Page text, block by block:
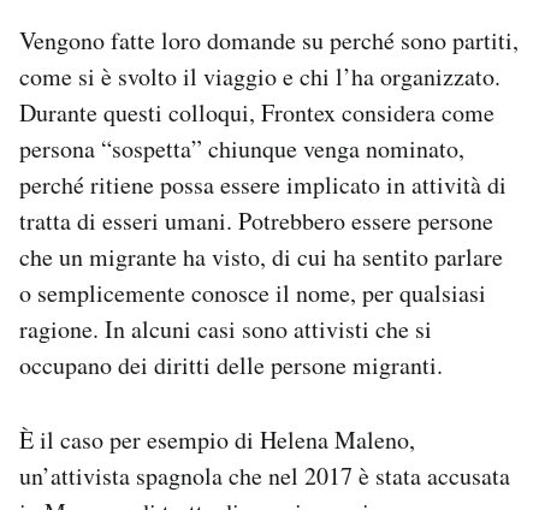
Vengono fatte loro domande su perché sono partiti,
come si è svolto il viaggio e chi l’ha organizzato.
Durante questi colloqui, Frontex considera come
persona “sospetta” chiunque venga nominato,
perché ritiene possa essere implicato in attività di
tratta di esseri umani. Potrebbero essere persone
che un migrante ha visto, di cui ha sentito parlare
o semplicemente conosce il nome, per qualsiasi
ragione. In alcuni casi sono attivisti che si
occupano dei diritti delle persone migranti.
È il caso per esempio di Helena Maleno,
un’attivista spagnola che nel 2017 è stata accusata